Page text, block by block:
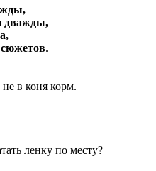
дважды,
сюжетов.
в коня корм.
ленку по месту?